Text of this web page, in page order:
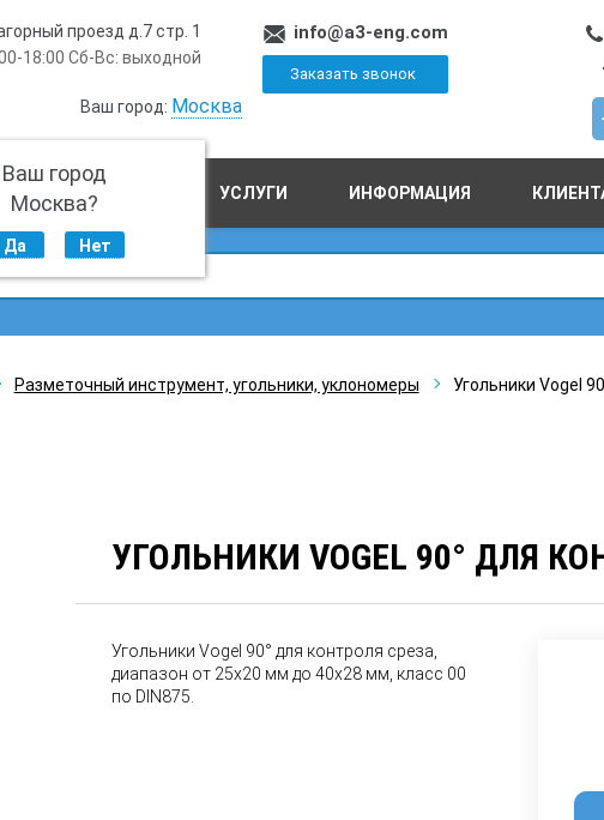
проезд д.7 стр. 1
18:00 Сб-Вс: выходной
Ваш город: Москва
Ваш город
Москва?
Да Нет
info@a3-eng.com
Заказать звонок
ПРОИЗВОДСТВО УСЛУГИ ИНФОРМАЦИЯ
Разметочный инструмент, угольники, уклономеры Угольники Vogel
УГОЛЬНИКИ VOGEL 90° ДЛЯ
Угольники Vogel 90° для контроля среза,
диапазон от 25х20 мм до 40х28 мм, класс 00
по DIN875.